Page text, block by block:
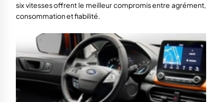
six vitesses offrent le meilleur compromis entre agrément,
consommation et fiabilité.